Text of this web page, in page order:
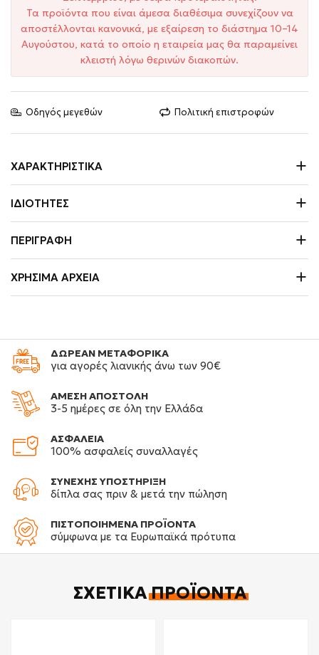
Τα προϊόντα που είναι άμεσα διαθέσιμα συνεχίζουν να
αποστέλλονται κανονικά, με εξαίρεση το διάστημα 10–14
Αυγούστου, κατά το οποίο η εταιρεία μας θα παραμείνει
κλειστή λόγω θερινών διακοπών.
Οδηγός μεγεθών Πολιτική επιστροφών
ΧΑΡΑΚΤΗΡΙΣΤΙΚΆ
ΙΔΙΌΤΗΤΕΣ
ΠΕΡΙΓΡΑΦΉ
ΧΡΉΣΙΜΑ ΑΡΧΕΊΑ
ΔΩΡΕΑΝ ΜΕΤΑΦΟΡΙΚΑ
για αγορές λιανικής άνω των 90€
ΑΜΕΣΗ ΑΠΟΣΤΟΛΗ
3-5 ημέρες σε όλη την Ελλάδα
ΑΣΦΑΛΕΙΑ
100% ασφαλείς συναλλαγές
ΣΥΝΕΧΗΣ ΥΠΟΣΤΗΡΙΞΗ
δίπλα σας πριν & μετά την πώληση
ΠΙΣΤΟΠΟΙΗΜΕΝΑ ΠΡΟΪΟΝΤΑ
σύμφωνα με τα Ευρωπαϊκά πρότυπα
ΣΧΕΤΙΚΆΠΡΟΪΌΝΤΑ